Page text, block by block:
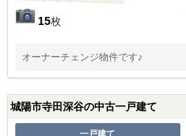
15枚
オーナーチェンジ物件です♪
城陽市寺田深谷の中古一戸建て
一戸建て